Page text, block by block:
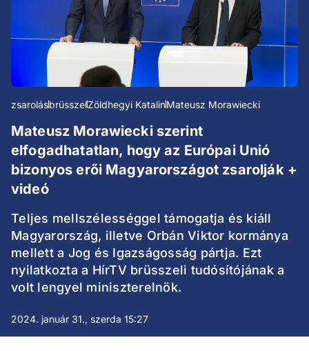
zsarolásbrüsszelZöldhegyi KatalinMateusz Morawiecki
Mateusz Morawiecki szerint
elfogadhatatlan, hogy az Európai Unió
bizonyos erői Magyarországot zsarolják +
videó
Teljes mellszélességgel támogatja és kiáll
Magyarország, illetve Orbán Viktor kormánya
mellett a Jog és Igazságosság pártja. Ezt
nyilatkozta a HírTV brüsszeli tudósítójának a
volt lengyel miniszterelnök.
2024. január 31., szerda 15:27